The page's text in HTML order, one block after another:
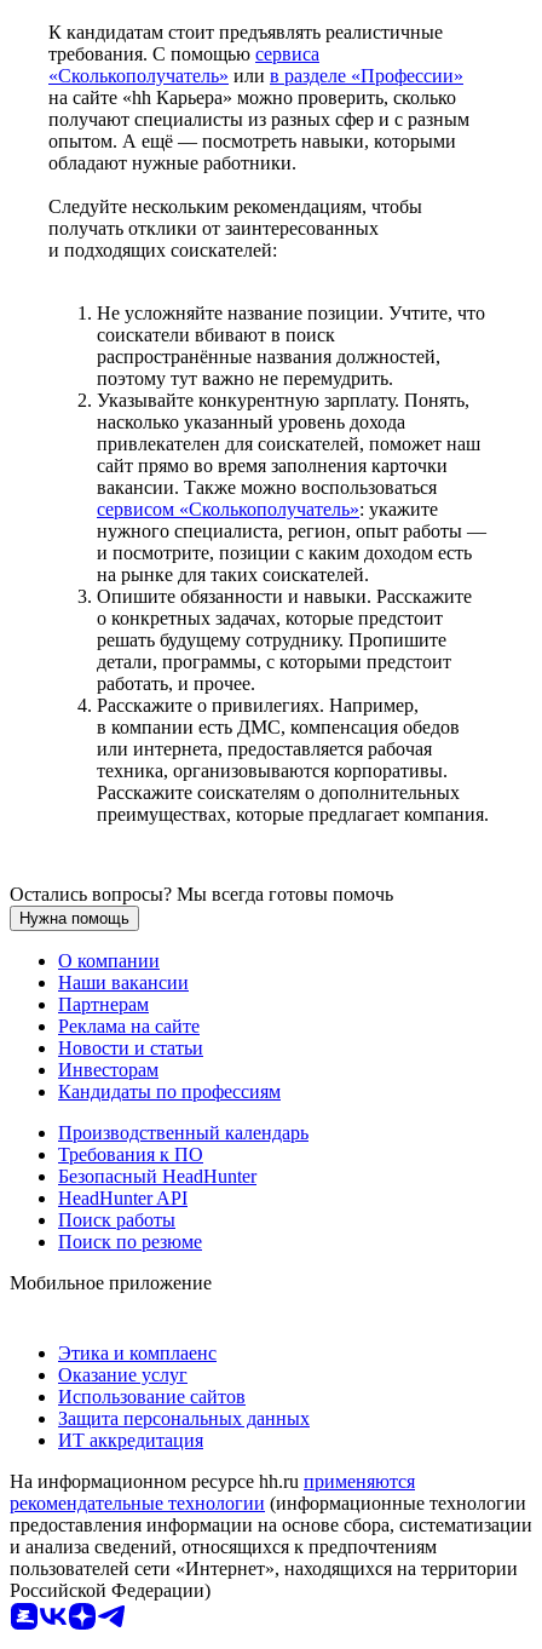
К кандидатам стоит предъявлять реалистичные
требования. С помощью сервиса
«Сколькополучатель» или в разделе «Профессии»
на сайте «hh Карьера» можно проверить, сколько
получают специалисты из разных сфер и с разным
опытом. А ещё — посмотреть навыки, которыми
обладают нужные работники.
Следуйте нескольким рекомендациям, чтобы
получать отклики от заинтересованных
и подходящих соискателей:
Не усложняйте название позиции. Учтите, что
соискатели вбивают в поиск
распространённые названия должностей,
поэтому тут важно не перемудрить.
Указывайте конкурентную зарплату. Понять,
насколько указанный уровень дохода
привлекателен для соискателей, поможет наш
сайт прямо во время заполнения карточки
вакансии. Также можно воспользоваться
сервисом «Сколькополучатель»: укажите
нужного специалиста, регион, опыт работы —
и посмотрите, позиции с каким доходом есть
на рынке для таких соискателей.
Опишите обязанности и навыки. Расскажите
о конкретных задачах, которые предстоит
решать будущему сотруднику. Пропишите
детали, программы, с которыми предстоит
работать, и прочее.
Расскажите о привилегиях. Например,
в компании есть ДМС, компенсация обедов
или интернета, предоставляется рабочая
техника, организовываются корпоративы.
Расскажите соискателям о дополнительных
преимуществах, которые предлагает компания.
Остались вопросы? Мы всегда готовы помочь
Нужна помощь
О компании
Наши вакансии
Партнерам
Реклама на сайте
Новости и статьи
Инвесторам
Кандидаты по профессиям
Производственный календарь
Требования к ПО
Безопасный HeadHunter
HeadHunter API
Поиск работы
Поиск по резюме
Мобильное приложение
Этика и комплаенс
Оказание услуг
Использование сайтов
Защита персональных данных
ИТ аккредитация
На информационном ресурсе hh.ru применяются
рекомендательные технологии (информационные технологии
предоставления информации на основе сбора, систематизации
и анализа сведений, относящихся к предпочтениям
пользователей сети «Интернет», находящихся на территории
Российской Федерации)